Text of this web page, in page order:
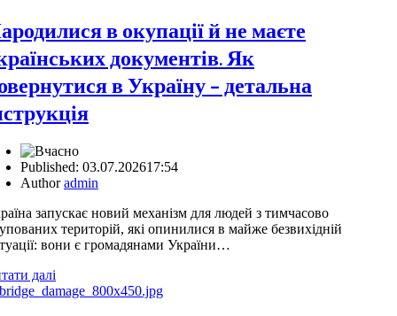
в окупації й не маєте
документів. Як
в Україну – детальна
Published: 03.07.202617:54
Authoradmin
запускає новий механізм для людей з тимчасово
територій, які опинилися в майже безвихідній
вони є громадянами України…
далі